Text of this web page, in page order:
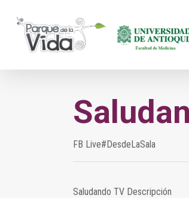
FB Live#DesdeLaSala
Saludando TV Descripción